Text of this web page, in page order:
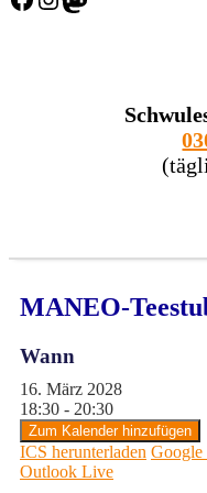
MANEO-
Wann
16. März 2028
18:30 - 20:30
Zum Kalender hinzufügen
ICS herunterladen Google
Outlook Live